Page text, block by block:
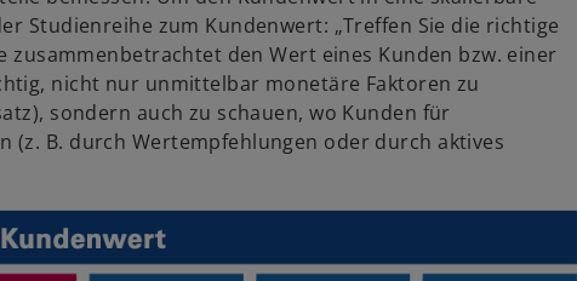
Studienreihe zum Kundenwert: „Treffen Sie die richtige
zusammenbetrachtet den Wert eines Kunden bzw. einer
nicht nur unmittelbar monetäre Faktoren zu
sondern auch zu schauen, wo Kunden für
(z. B. durch Wertempfehlungen oder durch aktives